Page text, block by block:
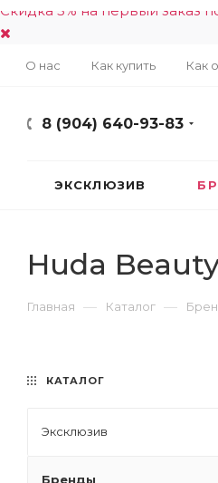
Скидка 5% на первый заказ
О нас Как купить Как
8 (904) 640-93-83
ЭКСКЛЮЗИВ
Huda
Главная — Каталог —
КАТАЛОГ
Эксклюзив
Бренды